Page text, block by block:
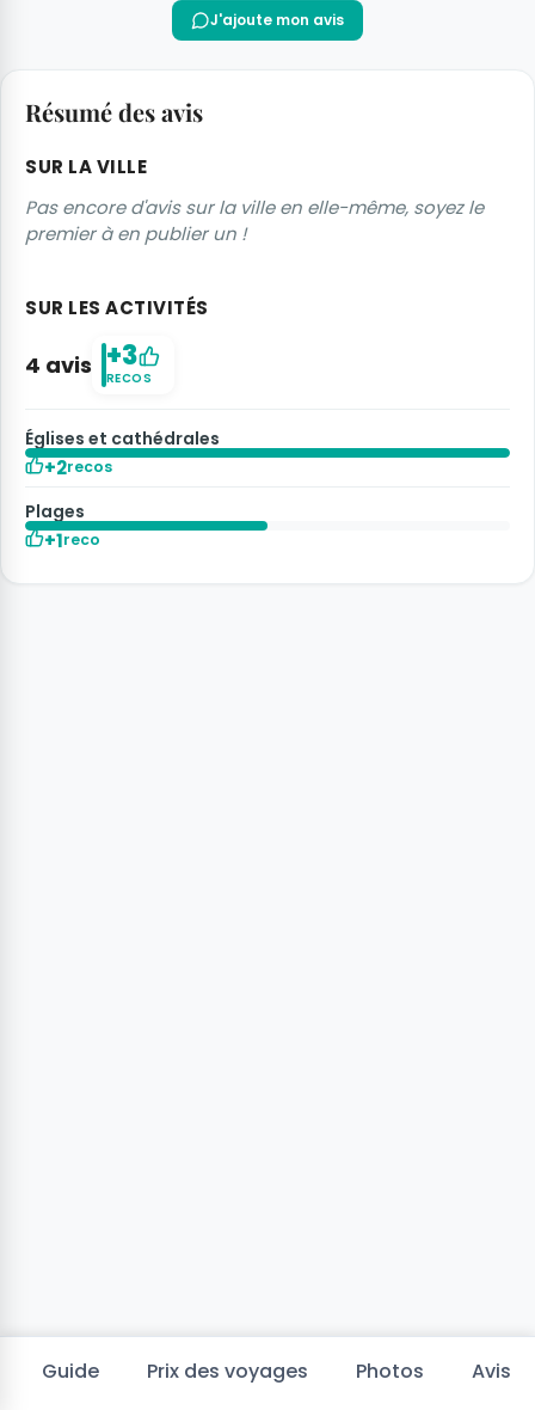
Guide Prix des voyages Photos Avis
J'ajoute mon avis
Résumé des avis
SUR LA VILLE
Pas encore d'avis sur la ville en elle-même, soyez le
premier à en publier un !
SUR LES ACTIVITÉS
4 avis +3
RECOS
Églises et cathédrales
+2recos
Plages
+1reco